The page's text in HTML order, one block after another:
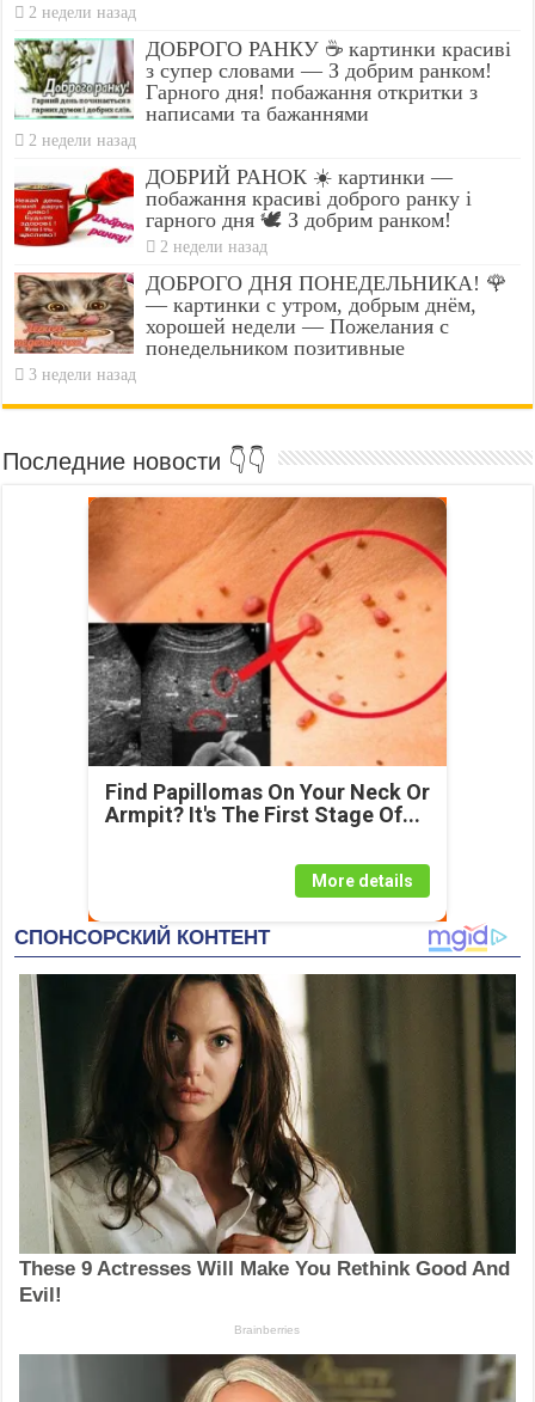
2 недели назад
ДОБРОГО РАНКУ ☕ картинки красиві
з супер словами — З добрим ранком!
Гарного дня! побажання откритки з
написами та бажаннями
2 недели назад
ДОБРИЙ РАНОК ☀️ картинки —
побажання красиві доброго ранку і
гарного дня 🕊️ З добрим ранком!
2 недели назад
ДОБРОГО ДНЯ ПОНЕДЕЛЬНИКА! 🌹
— картинки с утром, добрым днём,
хорошей недели — Пожелания с
понедельником позитивные
3 недели назад
Последние новости 👇👇
Find Papillomas On Your Neck Or
Armpit? It's The First Stage Of...
More details